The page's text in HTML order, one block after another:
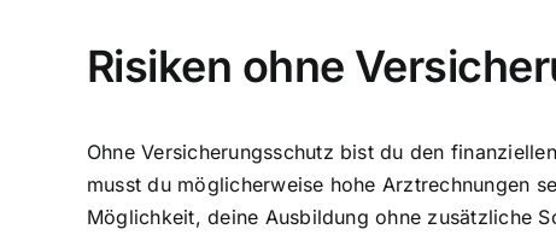
Risiken ohne
Ohne Versicherungsschutz bist du den
musst du möglicherweise hohe Arztrechnungen
Möglichkeit, deine Ausbildung ohne zusätzliche